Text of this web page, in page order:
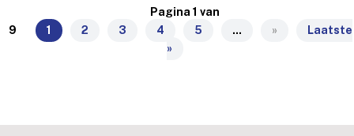
Pagina 1 van
9
1 2 3 4 5 ... »
Laatste
»